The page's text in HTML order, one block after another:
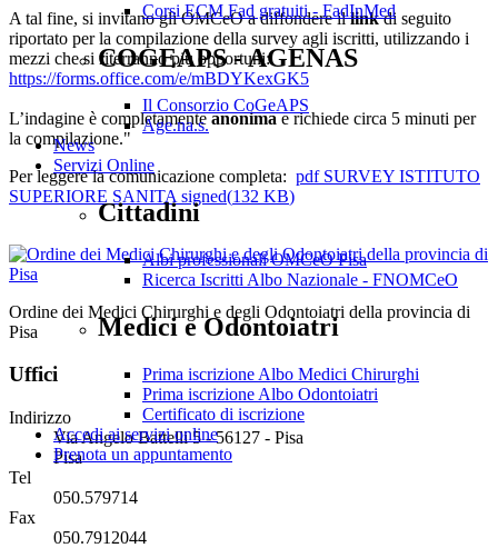
Corsi ECM Fad gratuiti - FadInMed
COGEAPS - AGENAS
Il Consorzio CoGeAPS
Age.na.s.
News
Servizi Online
Cittadini
Albi professionali OMCeO Pisa
Ricerca Iscritti Albo Nazionale - FNOMCeO
Medici e Odontoiatri
Prima iscrizione Albo Medici Chirurghi
Prima iscrizione Albo Odontoiatri
Certificato di iscrizione
Accedi ai servizi online
Prenota un appuntamento
A tal fine, si invitano gli OMCeO a diffondere illinkdi seguito
riportato per la compilazione della survey agli iscritti, utilizzando i
mezzi che si riterranno più opportuni:
https://forms.office.com/e/mBDYKexGK5
L’indagine è completamenteanonimae richiede circa 5 minuti per
la compilazione."
Per leggere la comunicazione completa: pdfSURVEY ISTITUTO
SUPERIORE SANITA signed(132 KB)
Ordine dei Medici Chirurghi e degli Odontoiatri della provincia di
Pisa
Uffici
Indirizzo
Via Angelo Battelli 5 - 56127 - Pisa
Pisa
Tel
050.579714
Fax
050.7912044